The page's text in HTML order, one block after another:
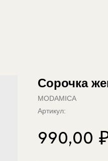
Сорочка
MODAMICA
Артикул:
990,00